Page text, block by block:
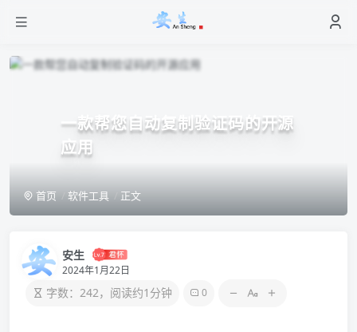
一款帮您自动复制验证码的开源
应用
首页 软件工具 正文
安生
2024年1月22日
字数：242，阅读约1分钟 0